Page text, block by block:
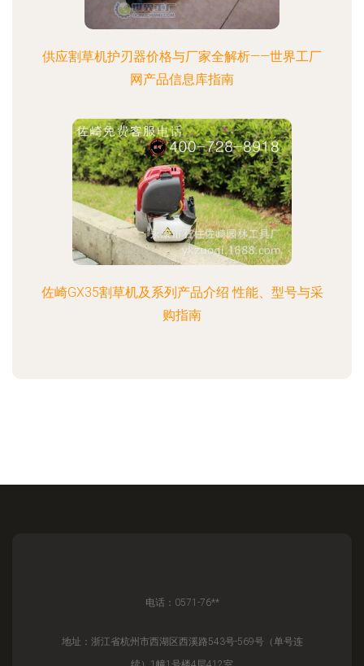
供应割草机护刃器价格与厂家全解析——世界工厂
网产品信息库指南
佐崎GX35割草机及系列产品介绍 性能、型号与采
购指南
电话：0571-76**
地址：浙江省杭州市西湖区西溪路543号-569号（单号连